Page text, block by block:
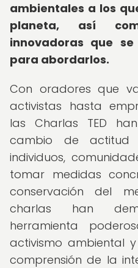
ambientales a los
planeta, así
innovadoras que
para abordarlos.
Con oradores que
activistas hasta
las Charlas TED
cambio de
individuos,
tomar medidas
conservación del
charlas han
herramienta
activismo ambiental
comprensión de la